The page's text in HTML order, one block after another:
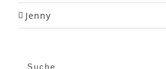
Jenny
Suche